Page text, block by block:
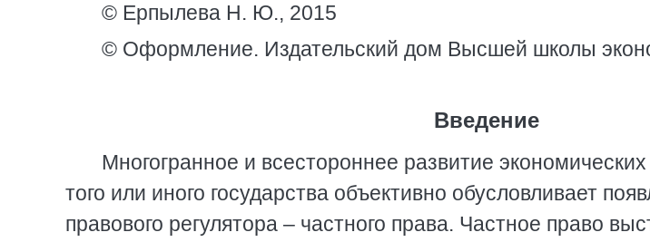
© Ерпылева Н. Ю., 2015
© Оформление. Издательский дом Высшей школы
Введение
Многогранное и всестороннее развитие
того или иного государства объективно обусловливает
правового регулятора – частного права. Частное право